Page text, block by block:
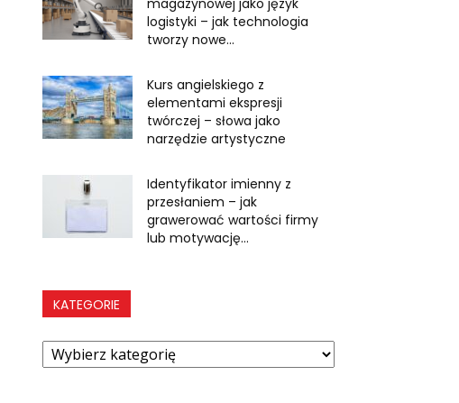
magazynowej jako język
logistyki – jak technologia
tworzy nowe...
Kurs angielskiego z
elementami ekspresji
twórczej – słowa jako
narzędzie artystyczne
Identyfikator imienny z
przesłaniem – jak
grawerować wartości firmy
lub motywację...
KATEGORIE
Kategorie